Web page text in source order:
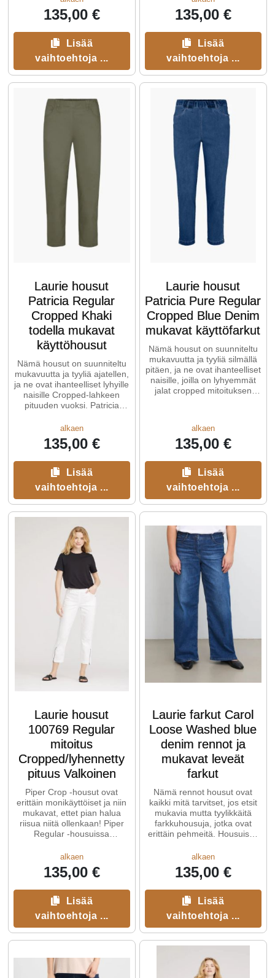
135,00 €
Lisää
vaihtoehtoja ...
135,00 €
Lisää
vaihtoehtoja ...
Laurie housut
Patricia Regular
Cropped Khaki
todella mukavat
käyttöhousut
Nämä housut on suunniteltu
mukavuutta ja tyyliä ajatellen,
ja ne ovat ihanteelliset lyhyille
naisille Cropped-lahkeen
pituuden vuoksi. Patricia
alkaen
135,00 €
Lisää
vaihtoehtoja ...
Laurie housut
Patricia Pure Regular
Cropped Blue Denim
mukavat käyttöfarkut
Nämä housut on suunniteltu
mukavuutta ja tyyliä silmällä
pitäen, ja ne ovat ihanteelliset
naisille, joilla on lyhyemmät
jalat cropped mitoituksen
alkaen
135,00 €
Lisää
vaihtoehtoja ...
Laurie housut
100769 Regular
mitoitus
Cropped/lyhennetty
pituus Valkoinen
Piper Crop -housut ovat
erittäin monikäyttöiset ja niin
mukavat, ettet pian halua
riisua niitä ollenkaan! Piper
Regular -housuissa
alkaen
135,00 €
Lisää
vaihtoehtoja ...
Laurie farkut Carol
Loose Washed blue
denim rennot ja
mukavat leveät
farkut
Nämä rennot housut ovat
kaikki mitä tarvitset, jos etsit
mukavia mutta tyylikkäitä
farkkuhousuja, jotka ovat
erittäin pehmeitä. Housuissa
alkaen
135,00 €
Lisää
vaihtoehtoja ...